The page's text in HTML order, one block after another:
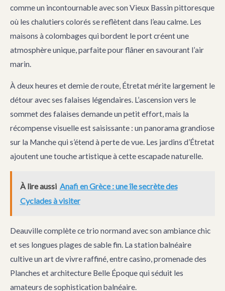
comme un incontournable avec son Vieux Bassin pittoresque
où les chalutiers colorés se reflètent dans l’eau calme. Les
maisons à colombages qui bordent le port créent une
atmosphère unique, parfaite pour flâner en savourant l’air
marin.
À deux heures et demie de route, Étretat mérite largement le
détour avec ses falaises légendaires. L’ascension vers le
sommet des falaises demande un petit effort, mais la
récompense visuelle est saisissante : un panorama grandiose
sur la Manche qui s’étend à perte de vue. Les jardins d’Étretat
ajoutent une touche artistique à cette escapade naturelle.
À lire aussi Anafi en Grèce : une île secrète des
Cyclades à visiter
Deauville complète ce trio normand avec son ambiance chic
et ses longues plages de sable fin. La station balnéaire
cultive un art de vivre raffiné, entre casino, promenade des
Planches et architecture Belle Époque qui séduit les
amateurs de sophistication balnéaire.